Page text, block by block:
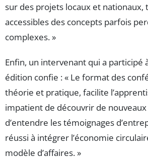
sur des projets locaux et
accessibles des concepts parfois
complexes. »
Enfin, un intervenant qui a participé
édition confie : « Le format des
théorie et pratique, facilite
impatient de découvrir de
d’entendre les témoignages
réussi à intégrer l’économie
modèle d’affaires. »